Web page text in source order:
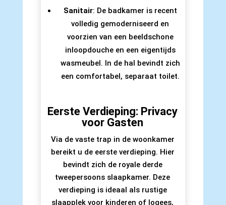
Sanitair: De badkamer is recent
volledig gemoderniseerd en
voorzien van een beeldschone
inloopdouche en een eigentijds
wasmeubel. In de hal bevindt zich
een comfortabel, separaat toilet.
Eerste Verdieping: Privacy
voor Gasten
Via de vaste trap in de woonkamer
bereikt u de eerste verdieping. Hier
bevindt zich de royale derde
tweepersoons slaapkamer. Deze
verdieping is ideaal als rustige
slaapplek voor kinderen of logees,